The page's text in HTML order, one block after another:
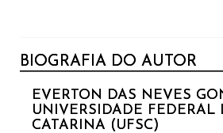
BIOGRAFIA DO AUTOR
EVERTON DAS NEVES
UNIVERSIDADE FEDERAL
CATARINA (UFSC)